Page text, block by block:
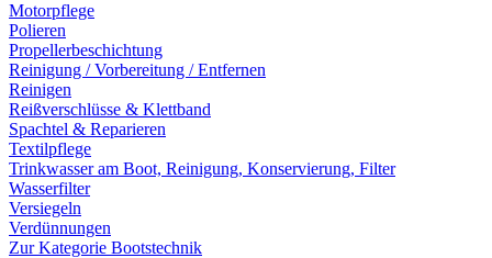
Motorpflege
Polieren
Propellerbeschichtung
Reinigung / Vorbereitung / Entfernen
Reinigen
Reißverschlüsse & Klettband
Spachtel & Reparieren
Textilpflege
Trinkwasser am Boot, Reinigung, Konservierung, Filter
Wasserfilter
Versiegeln
Verdünnungen
Zur Kategorie Bootstechnik